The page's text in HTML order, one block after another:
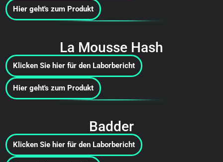
Hier geht's zum Produkt
La Mousse Hash
Klicken Sie hier für den Laborbericht
Hier geht's zum Produkt
Badder
Klicken Sie hier für den Laborbericht